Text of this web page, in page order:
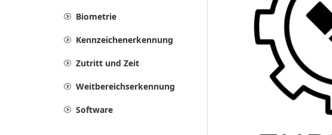
Biometrie
Kennzeichenerkennung
Zutritt und Zeit
Weitbereichserkennung
Software